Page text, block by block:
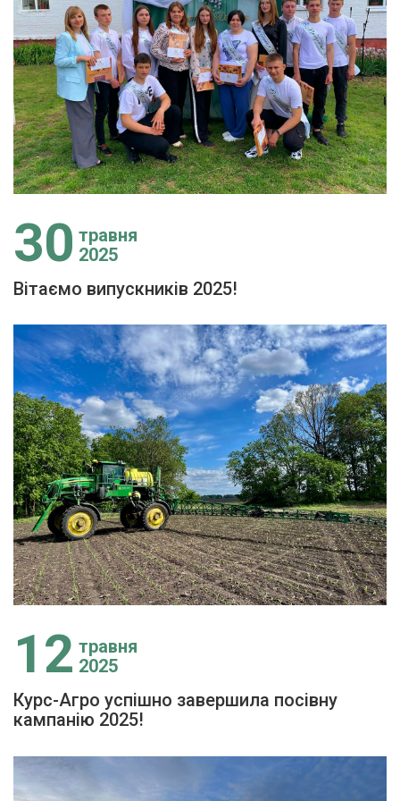
30 травня
2025
Вітаємо випускників 2025!
12 травня
2025
Курс-Агро успішно завершила посівну
кампанію 2025!